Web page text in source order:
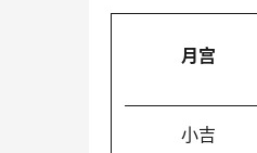
月宫
小吉